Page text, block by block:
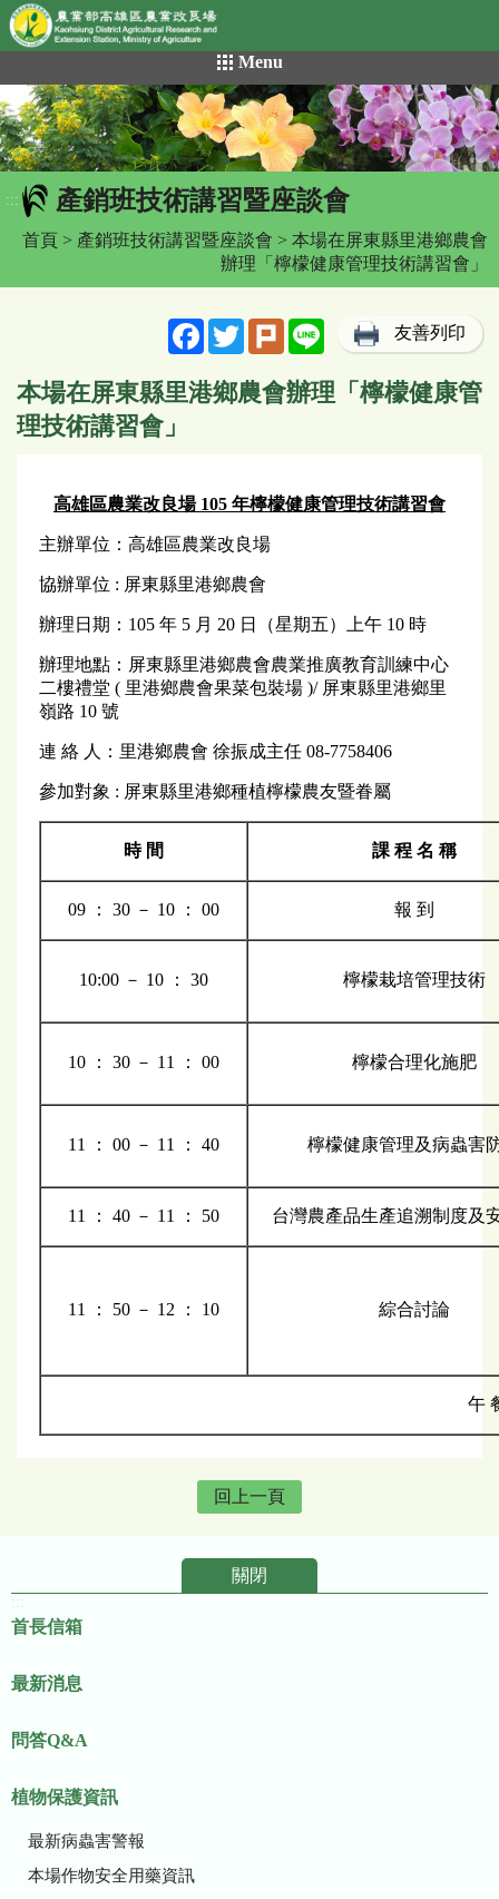
網頁置頂
到
主
要
內
容
區
Menu
::: 產銷班技術講習暨座談會
首頁 > 產銷班技術講習暨座談會 > 本場在屏東縣里港鄉農會
辦理「檸檬健康管理技術講習會」
FacebookTwitterPlurk Line 友善列印
本場在屏東縣里港鄉農會辦理「檸檬健康管
理技術講習會」
高雄區農業改良場 105 年檸檬健康管理技術講習會
主辦單位：高雄區農業改良場
協辦單位 : 屏東縣里港鄉農會
辦理日期：105 年 5 月 20 日（星期五）上午 10 時
辦理地點：屏東縣里港鄉農會農業推廣教育訓練中心
二樓禮堂 ( 里港鄉農會果菜包裝場 )/ 屏東縣里港鄉里
嶺路 10 號
連 絡 人：里港鄉農會 徐振成主任 08-7758406
參加對象 : 屏東縣里港鄉種植檸檬農友暨眷屬
時 間 課 程 名 稱
09 ： 30 － 10 ： 00 報 到
10:00 － 10 ： 30 檸檬栽培管理技術
10 ： 30 － 11 ： 00 檸檬合理化施肥
11 ： 00 － 11 ： 40 檸檬健康管理及病蟲害
11 ： 40 － 11 ： 50 台灣農產品生產追溯制度及
11 ： 50 － 12 ： 10 綜合討論
午
回上一頁
關閉
首長信箱
最新消息
問答Q&A
植物保護資訊
最新病蟲害警報
本場作物安全用藥資訊